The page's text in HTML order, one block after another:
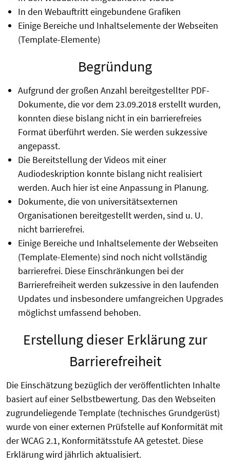
In den Webauftritt eingebundene Grafiken
Einige Bereiche und Inhaltselemente der Webseiten
(Template-Elemente)
Begründung
Aufgrund der großen Anzahl bereitgestellter PDF-
Dokumente, die vor dem 23.09.2018 erstellt wurden,
konnten diese bislang nicht in ein barrierefreies
Format überführt werden. Sie werden sukzessive
angepasst.
Die Bereitstellung der Videos mit einer
Audiodeskription konnte bislang nicht realisiert
werden. Auch hier ist eine Anpassung in Planung.
Dokumente, die von universitätsexternen
Organisationen bereitgestellt werden, sind u. U.
nicht barrierefrei.
Einige Bereiche und Inhaltselemente der Webseiten
(Template-Elemente) sind noch nicht vollständig
barrierefrei. Diese Einschränkungen bei der
Barrierefreiheit werden sukzessive in den laufenden
Updates und insbesondere umfangreichen Upgrades
möglichst umfassend behoben.
Erstellung dieser Erklärung zur
Barrierefreiheit
Die Einschätzung bezüglich der veröffentlichten Inhalte
basiert auf einer Selbstbewertung. Das den Webseiten
zugrundeliegende Template (technisches Grundgerüst)
wurde von einer externen Prüfstelle auf Konformität mit
der WCAG 2.1, Konformitätsstufe AA getestet. Diese
Erklärung wird jährlich aktualisiert.